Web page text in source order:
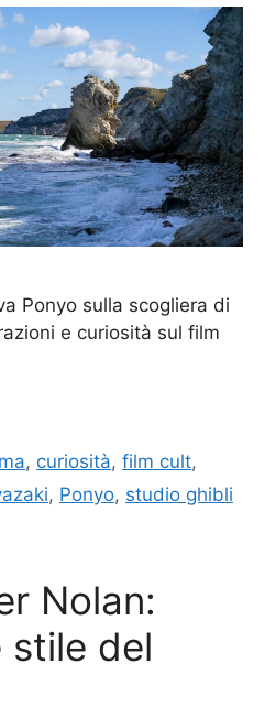
Ponyo sulla scogliera di
e curiosità sul film
, curiosità,film cult,
, Ponyo, studio ghibli
Nolan:
stile del